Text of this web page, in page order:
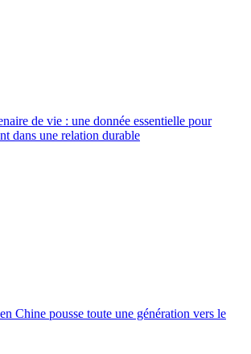
de vie : une donnée essentielle pour
dans une relation durable
Chine pousse toute une génération vers le